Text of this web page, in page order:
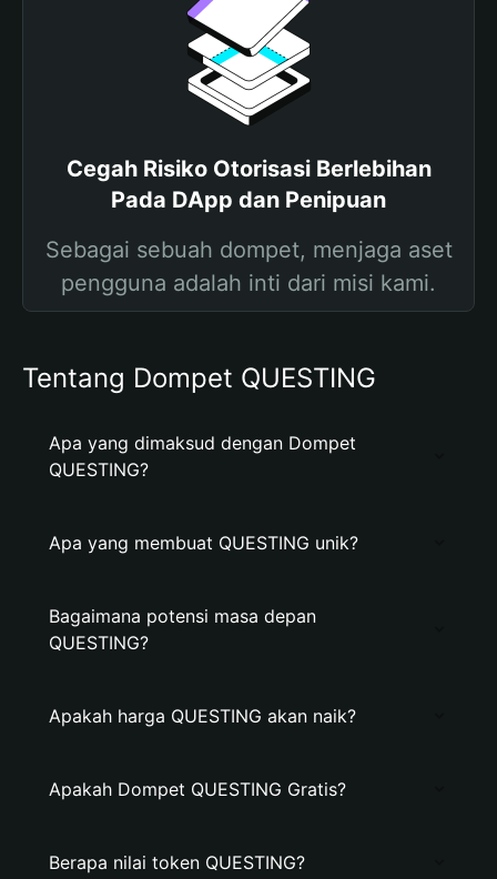
Cegah Risiko Otorisasi Berlebihan
Pada DApp dan Penipuan
Sebagai sebuah dompet, menjaga aset
pengguna adalah inti dari misi kami.
Tentang Dompet QUESTING
Apa yang dimaksud dengan Dompet
QUESTING?
Apa yang membuat QUESTING unik?
Bagaimana potensi masa depan
QUESTING?
Apakah harga QUESTING akan naik?
Apakah Dompet QUESTING Gratis?
Berapa nilai token QUESTING?